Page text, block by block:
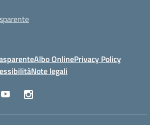
Albo OnlinePrivacy Policy
Note legali